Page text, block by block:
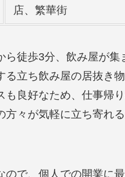
店、繁華街
ら徒歩3分、飲み屋が集
る立ち飲み屋の居抜き
も良好なため、仕事帰
方々が気軽に立ち寄れ
ので、個人での開業に